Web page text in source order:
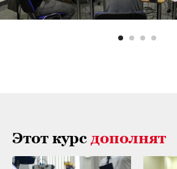
Этот курс дополнят